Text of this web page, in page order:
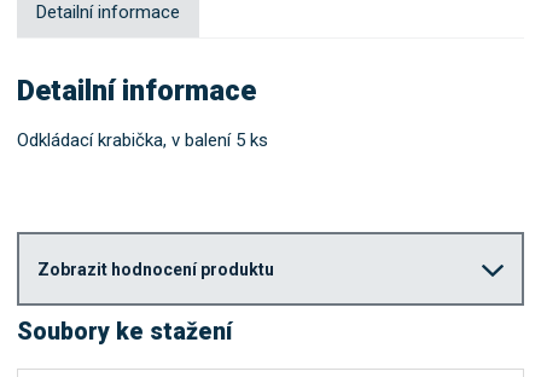
Detailní informace
Detailní informace
Odkládací krabička, v balení 5 ks
Zobrazit hodnocení produktu
Soubory ke stažení